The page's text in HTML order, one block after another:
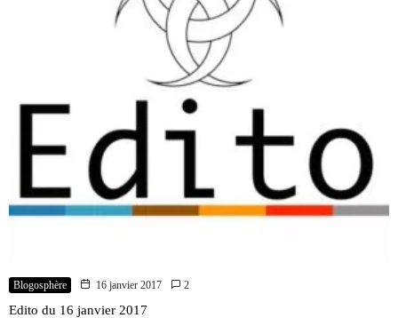
Blogosphère 16 janvier 2017 2
Edito du 16 janvier 2017